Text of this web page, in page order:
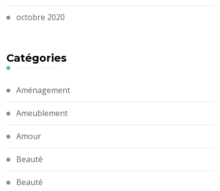
octobre 2020
Catégories
Aménagement
Ameublement
Amour
Beauté
Beauté